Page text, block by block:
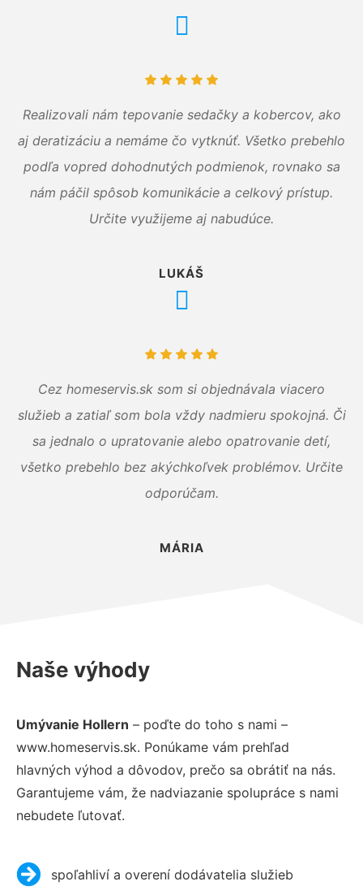
Realizovali nám tepovanie sedačky a kobercov, ako
aj deratizáciu a nemáme čo vytknúť. Všetko prebehlo
podľa vopred dohodnutých podmienok, rovnako sa
nám páčil spôsob komunikácie a celkový prístup.
Určite využijeme aj nabudúce.
LUKÁŠ
Cez homeservis.sk som si objednávala viacero
služieb a zatiaľ som bola vždy nadmieru spokojná. Či
sa jednalo o upratovanie alebo opatrovanie detí,
všetko prebehlo bez akýchkoľvek problémov. Určite
odporúčam.
MÁRIA
Naše výhody
Umývanie Hollern – poďte do toho s nami –
www.homeservis.sk. Ponúkame vám prehľad
hlavných výhod a dôvodov, prečo sa obrátiť na nás.
Garantujeme vám, že nadviazanie spolupráce s nami
nebudete ľutovať.
spoľahliví a overení dodávatelia služieb